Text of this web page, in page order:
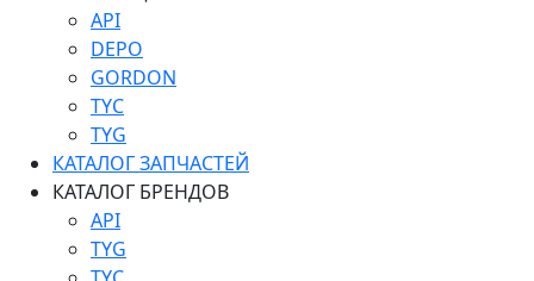
API
DEPO
GORDON
TYC
TYG
КАТАЛОГ ЗАПЧАСТЕЙ
КАТАЛОГ БРЕНДОВ
API
TYG